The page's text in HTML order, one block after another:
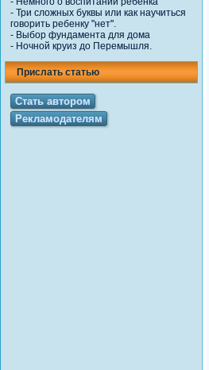
- Три сложных буквы или как научиться
говорить ребенку "нет".
- Выбор фундамента для дома
- Ночной круиз до Перемышля.
Прислать статью
Стать автором
Рекламодателям